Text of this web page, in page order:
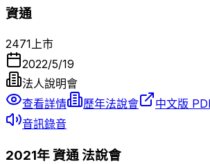
資通
2471上市
2022/5/19
法人說明會
查看詳情
歷年法說會 中文版
音訊錄音
2021年資通法說會